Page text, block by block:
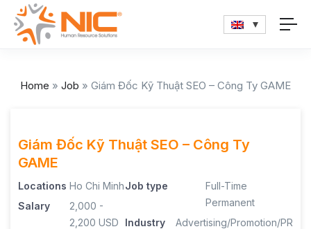
Home » Job » Giám Đốc Kỹ Thuật SEO – Công Ty GAME
Giám Đốc Kỹ Thuật SEO – Công Ty
GAME
Locations Ho Chi Minh
Salary
2,000 -
2,200 USD
Job type
Full-Time
Permanent
Industry
Advertising/Promotion/PR